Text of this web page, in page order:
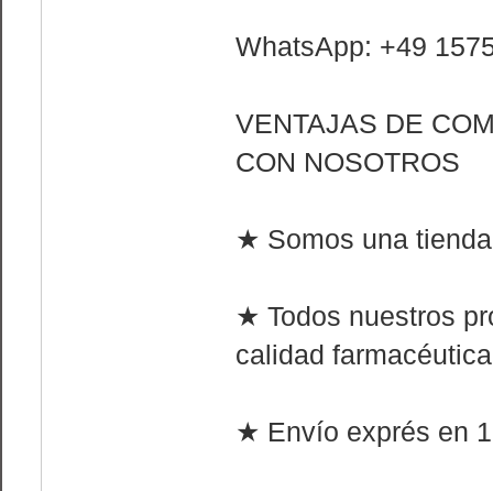
WhatsApp: +49
VENTAJAS DE
CON NOSOTROS
★ Somos una
★ Todos nuestros
calidad
★ Envío exprés en